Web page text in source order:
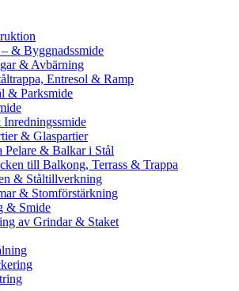
& Byggnadssmide
& Avbärning
Entresol & Ramp
& Parksmide
& Glaspartier
Pelare & Balkar i Stål
till Balkong, Terrass & Trappa
& Ståltillverkning
& Stomförstärkning
& Smide
av Grindar & Staket